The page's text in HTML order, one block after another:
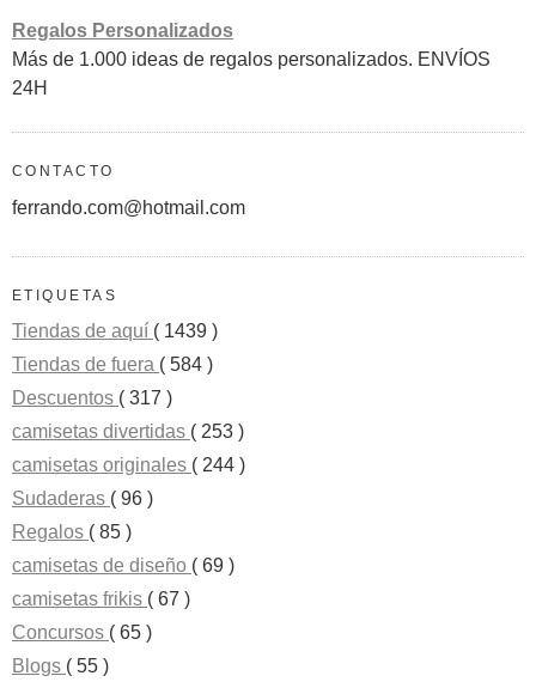
Regalos Personalizados
Más de 1.000 ideas de regalos personalizados. ENVÍOS
24H
CONTACTO
ferrando.com@hotmail.com
ETIQUETAS
Tiendas de aquí ( 1439 )
Tiendas de fuera ( 584 )
Descuentos ( 317 )
camisetas divertidas ( 253 )
camisetas originales ( 244 )
Sudaderas ( 96 )
Regalos ( 85 )
camisetas de diseño ( 69 )
camisetas frikis ( 67 )
Concursos ( 65 )
Blogs ( 55 )